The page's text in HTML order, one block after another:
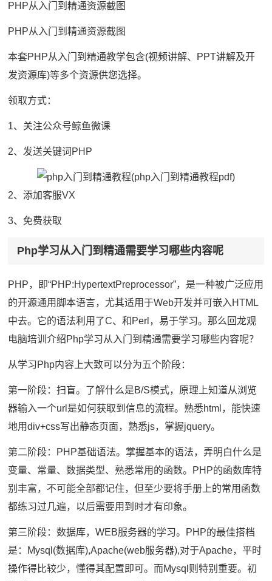
PHP从入门到精通资源截图
PHP从入门到精通资源截图
本套PHP从入门到精通教学包含(视频讲解、PPT讲解及开
发资源库)等多个资源供您选择。
领取方式：
1、关注公众号鲸鱼微课
2、发送关键词PHP
2、添加客服VX
3、免费获取
Php学习从入门到精通需要学习哪些内容呢
PHP，即“PHP:HypertextPreprocessor”，是一种被广泛应用
的开源通用脚本语言，尤其适用于Web开发并可嵌入HTML
中去。它的语法利用了C、和Perl，易于学习。那么回龙观
电脑培训介绍Php学习从入门到精通需要学习哪些内容呢？
从学习Php内容上大致可以分为五个阶段：
第一阶段：扫盲。了解什么是B/S模式，原理上知道从浏览
器输入一个url是如何获取到信息的流程。熟悉html，能快速
地用div+css写出静态页面，熟悉js，掌握jquery。
第二阶段：PHP基础语法。掌握基本的语法，弄明白什么是
变量、常量、数据类型、熟悉常用的函数。PHP的函数库特
别丰富，不可能全部都记住，但至少要将手册上的常用函数
都练习过几遍，以后需要用到时才有印象。
第三阶段：数据库，WEB服务器的学习。PHP的最佳搭档
是：Mysql(数据库),Apache(web服务器),对于Apache，平时
操作得比较少，懂得其配置即可。而Mysql则特别重要。初